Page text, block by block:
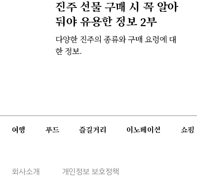
진주 선물 구매 시 꼭 알아
둬야 유용한 정보 2부
다양한 진주의 종류와 구매 요령에 대
한 정보.
여행 푸드 즐길거리 이노베이션 쇼핑
회사소개 개인정보 보호정책